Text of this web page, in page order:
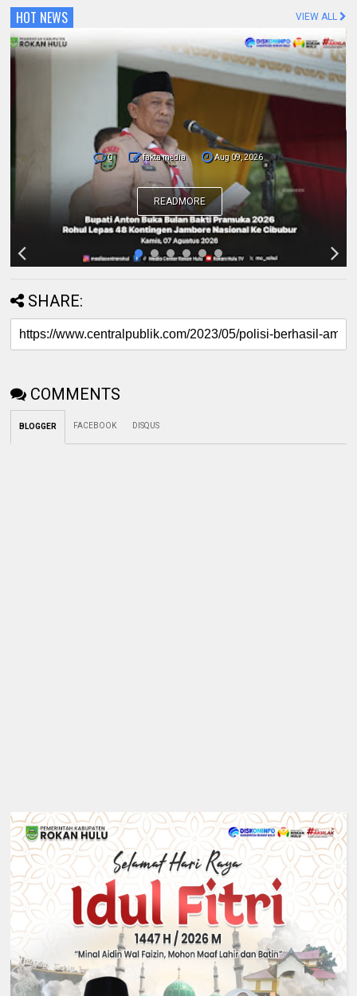
HOT NEWS VIEW ALL
fakta media Aug 09, 2026
Pemda dan Polres Rokan Hulu Intens
Berkoordinasi untuk Penyusunan Perda
Lingkungan dan Penanaman Pohon Guna
Mendukung Program Green Policing
READMORE
SHARE:
COMMENTS
BLOGGER FACEBOOK DISQUS